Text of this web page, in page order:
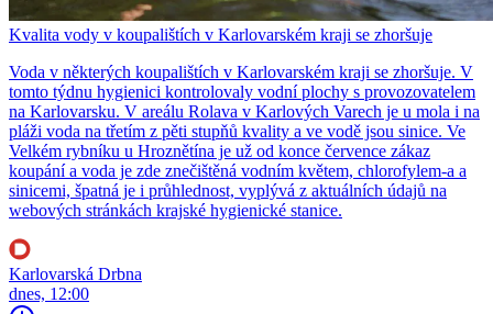
Kvalita vody v koupalištích v Karlovarském kraji se zhoršuje
Voda v některých koupalištích v Karlovarském kraji se zhoršuje. V
tomto týdnu hygienici kontrolovaly vodní plochy s provozovatelem
na Karlovarsku. V areálu Rolava v Karlových Varech je u mola i na
pláži voda na třetím z pěti stupňů kvality a ve vodě jsou sinice. Ve
Velkém rybníku u Hroznětína je už od konce července zákaz
koupání a voda je zde znečištěná vodním květem, chlorofylem-a a
sinicemi, špatná je i průhlednost, vyplývá z aktuálních údajů na
webových stránkách krajské hygienické stanice.
Karlovarská Drbna
dnes, 12:00